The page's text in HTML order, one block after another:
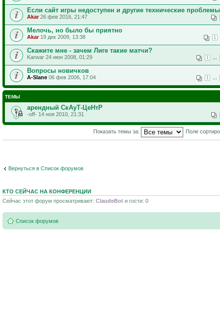
Если сайт игры недоступен и другие технические проблемы
Akar26 фев 2016, 21:47
Мелочь, но было бы приятно
1
Akar19 дек 2009, 13:38
Скажите мне - зачем Лиге такие матчи?
1
Karwar 24 июн 2008, 01:29
Вопросы новичков
1
A-Slane 06 фев 2006, 17:04
ТЕМЫ
арендный СкАуТ-ЦеНтР
-off- 14 ноя 2010, 21:31
Показать темы за: Поле
Вернуться в Список форумов
КТО СЕЙЧАС НА КОНФЕРЕНЦИИ
Сейчас этот форум просматривают: ClaudeBot и гости: 0
Список форумов